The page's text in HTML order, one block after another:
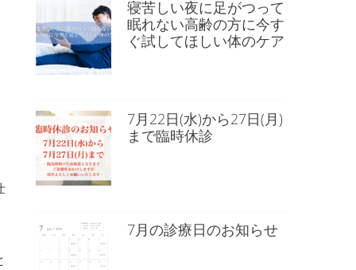
寝苦しい夜に足がつって
眠れない高齢の方に今す
ぐ試してほしい体のケア
7月22日(水)から27日(月)
まで臨時休診
7月の診療日のお知らせ